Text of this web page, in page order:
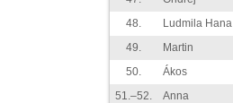
48.
Ludmila Hana
49.
Martin
50.
Ákos
51.–52.
Anna